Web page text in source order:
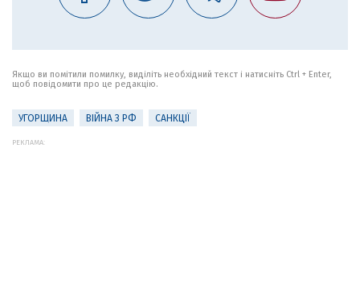
Якщо ви помітили помилку, виділіть необхідний текст і натисніть Ctrl + Enter,
щоб повідомити про це редакцію.
УГОРЩИНА ВІЙНА З РФ САНКЦІЇ
РЕКЛАМА: